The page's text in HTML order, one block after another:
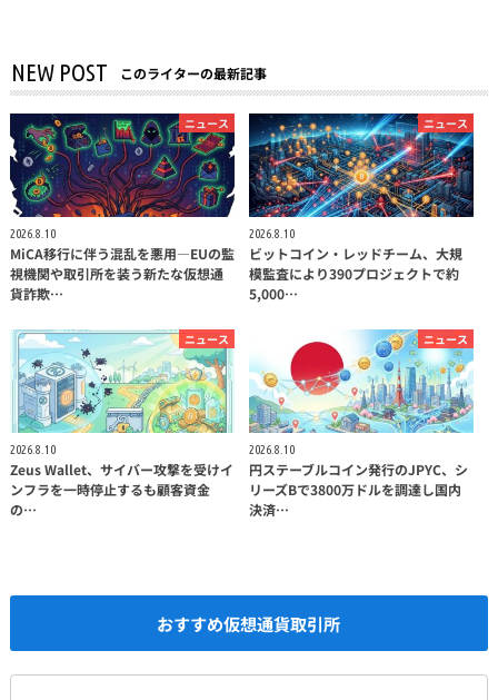
NEW POST このライターの最新記事
ニュース
2026.8.10
MiCA移行に伴う混乱を悪用—EUの監
視機関や取引所を装う新たな仮想通
貨詐欺…
ニュース
2026.8.10
ビットコイン・レッドチーム、大規
模監査により390プロジェクトで約
5,000…
ニュース
2026.8.10
Zeus Wallet、サイバー攻撃を受けイ
ンフラを一時停止するも顧客資金
の…
ニュース
2026.8.10
円ステーブルコイン発行のJPYC、シ
リーズBで3800万ドルを調達し国内
決済…
おすすめ仮想通貨取引所